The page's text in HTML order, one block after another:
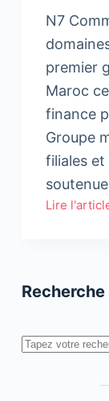
N7
premier
Maroc
finance
Groupe
filiales
Lire
N7
en
la
Recherche
Rechercher